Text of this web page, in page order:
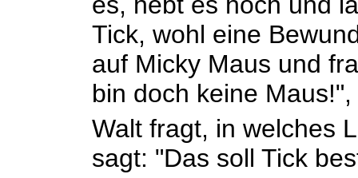
Tick, wohl eine
auf Micky Maus und
bin doch keine
Walt fragt, in welches
sagt: "Das soll Tick